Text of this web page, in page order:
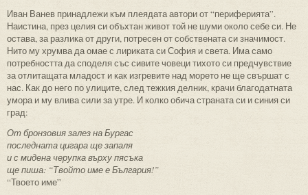
Иван Ванев принадлежи към плеядата автори от “периферията”.
Наистина, през целия си объхтан живот той не шуми около себе си. Не
остава, за разлика от други, потресен от собствената си значимост.
Нито му хрумва да омае с лириката си София и света. Има само
потребността да споделя със сивите човеци тихото си предчувствие
за отлитащата младост и как изгревите над морето не ще свършат с
нас. Как до него по улиците, след тежкия делник, крачи благодатната
умора и му влива сили за утре. И колко обича страната си и синия си
град:
От бронзовия залез на Бургас
последната цигара ще запаля
и с мидена черупка върху пясъка
ще пиша: “Твойто име е България!”
“Твоето име”